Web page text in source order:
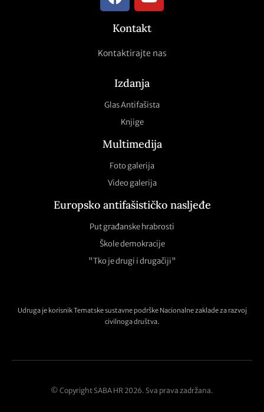
Kontakt
Kontaktirajte nas
Izdanja
Glas Antifašista
Knjige
Multimedija
Foto galerija
Video galerija
Europsko antifašističko nasljeđe
Put građanske hrabrosti
Škole demokracije
"Tko je drugi i drugačiji"
Udruga je korisnik Tematske sustavne podrške Nacionalne zaklade za razvoj
civilnoga društva.
© Copyright SABA HR 2026. Sva prava zadržana.